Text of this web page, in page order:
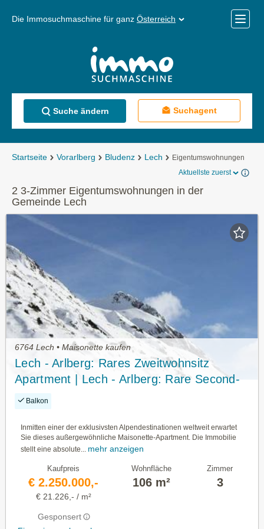
Die Immosuchmaschine für ganz Österreich
Menü
Suche ändern Suchagent
Startseite Vorarlberg Bludenz Lech
Eigentumswohnungen
Aktuellste zuerst
2 3-Zimmer Eigentumswohnungen in der
Gemeinde Lech
6764 Lech • Maisonette kaufen
Lech - Arlberg: Rares Zweitwohnsitz
Apartment | Lech - Arlberg: Rare Second-
Home Apartment
Balkon
Inmitten einer der exklusivsten Alpendestinationen weltweit erwartet
Sie dieses außergewöhnliche Maisonette-Apartment. Die Immobilie
stellt eine absolute...
mehr anzeigen
Kaufpreis
€ 2.250.000,-
€ 21.226,- / m²
Gesponsert
Wohnfläche
106 m²
Zimmer
3